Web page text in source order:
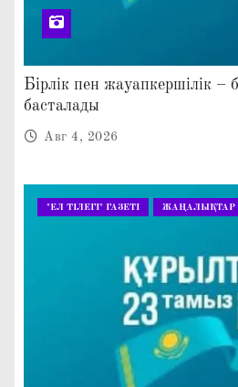
Бірлік пен жауапкершілік –
басталады
Авг 4, 2026
"ЕЛ ТІЛЕГІ" ГАЗЕТІ ЖАҢАЛЫҚТАР